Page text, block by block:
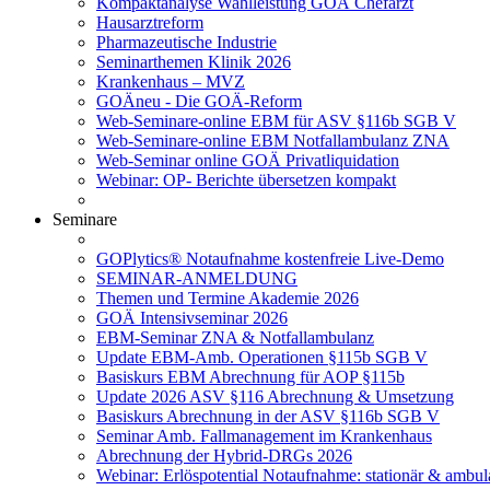
Hausarztreform
Pharmazeutische Industrie
Seminarthemen Klinik 2026
Krankenhaus – MVZ
GOÄneu - Die GOÄ-Reform
Web-Seminare-online EBM für ASV §116b SGB V
Web-Seminare-online EBM Notfallambulanz ZNA
Web-Seminar online GOÄ Privatliquidation
Webinar: OP- Berichte übersetzen kompakt
Seminare
GOPlytics® Notaufnahme kostenfreie Live-Demo
SEMINAR-ANMELDUNG
Themen und Termine Akademie 2026
GOÄ Intensivseminar 2026
EBM-Seminar ZNA & Notfallambulanz
Update EBM-Amb. Operationen §115b SGB V
Basiskurs EBM Abrechnung für AOP §115b
Update 2026 ASV §116 Abrechnung & Umsetzung
Basiskurs Abrechnung in der ASV §116b SGB V
Seminar Amb. Fallmanagement im Krankenhaus
Abrechnung der Hybrid-DRGs 2026
Webinar: Erlöspotential Notaufnahme: stationär &